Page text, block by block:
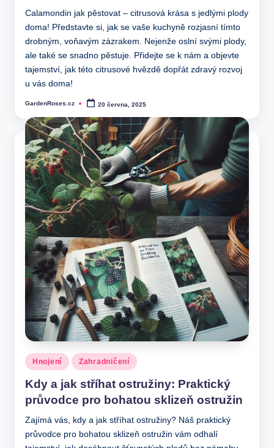
Calamondin jak pěstovat – citrusová krása s jedlými plody
doma! Představte si, jak se vaše kuchyně rozjasní tímto
drobným, voňavým zázrakem. Nejenže oslní svými plody,
ale také se snadno pěstuje. Přidejte se k nám a objevte
tajemství, jak této citrusové hvězdě dopřát zdravý rozvoj
u vás doma!
Posted
GardenRoses.cz 20 června, 2025
Posted
in
Hnojení Zahradničení
Kdy a jak stříhat ostružiny: Praktický
průvodce pro bohatou sklizeň ostružin
Zajímá vás, kdy a jak stříhat ostružiny? Náš praktický
průvodce pro bohatou sklizeň ostružin vám odhalí